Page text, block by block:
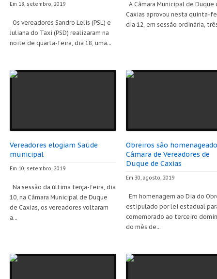
Em 18, setembro, 2019
Os vereadores Sandro Lelis (PSL) e
Juliana do Taxi (PSD) realizaram na
noite de quarta-feira, dia 18, uma...
A Câmara Municipal de Duque
Caxias aprovou nesta quinta-
dia 12, em sessão ordinária,
Vereadores elogiam Saúde
municipal
Em 10, setembro, 2019
Na sessão da última terça-feira, dia
10, na Câmara Municipal de Duque
de Caxias, os vereadores voltaram
a...
Obreiros são
Câmara de Vereadores de
Duque de Caxias
Em 30, agosto, 2019
Em homenagem ao Dia do
estipulado por lei estadual
comemorado ao terceiro
do mês de...